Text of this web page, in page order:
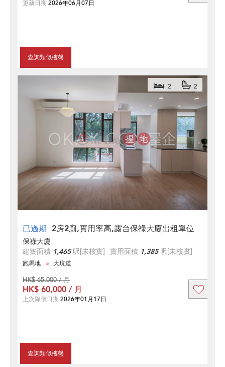
查詢類似樓盤
更新日期 2026年06月07日
已過期 2房2廁,實用率高,露台保祿大廈出租單位
2 2
保祿大廈
建築面積 1,465呎[未核實] 實用面積 1,385呎[未核實]
跑馬地 大坑道
查詢類似樓盤
HK$ 65,000 / 月
HK$ 60,000 / 月
上次降價日期 2026年01月17日